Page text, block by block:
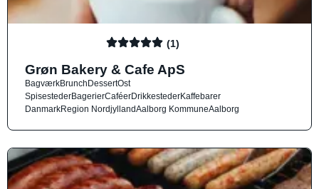
(1)
Grøn Bakery & Cafe ApS
BagværkBrunchDessertOst
SpisestederBagerierCaféerDrikkestederKaffebarer
DanmarkRegion NordjyllandAalborg KommuneAalborg